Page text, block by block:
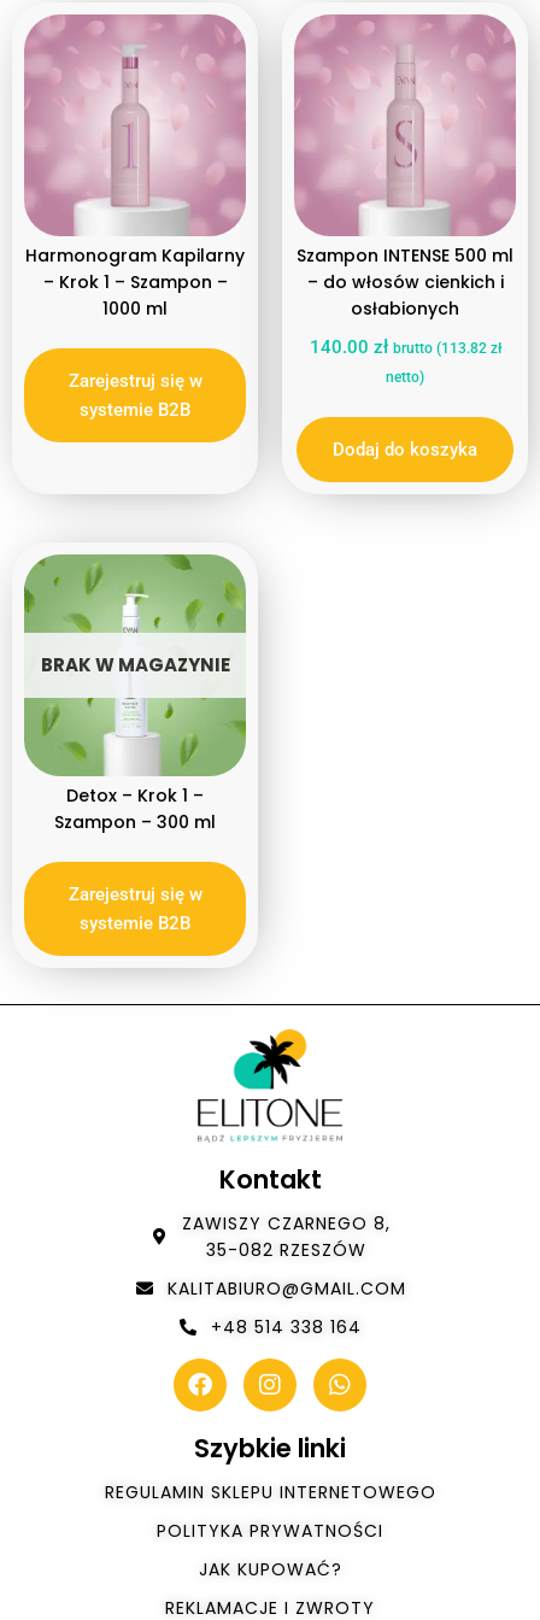
Harmonogram Kapilarny
Rodzaj produktu
Profesjonalne
Szampon
Najbardziej zniszczone
Harmonogram Kapilarny
– Krok 1 – Szampon –
1000 ml
Zarejestruj się w
systemie B2B
Szampon INTENSE 500 ml
– do włosów cienkich i
osłabionych
140.00 zł brutto (113.82 zł
netto)
Dodaj do koszyka
BRAK W MAGAZYNIE
Detox – Krok 1 –
Szampon – 300 ml
Zarejestruj się w
systemie B2B
Kontakt
ZAWISZY CZARNEGO 8,
35-082 RZESZÓW
KALITABIURO@GMAIL.COM
+48 514 338 164
Szybkie linki
REGULAMIN SKLEPU INTERNETOWEGO
POLITYKA PRYWATNOŚCI
JAK KUPOWAĆ?
REKLAMACJE I ZWROTY